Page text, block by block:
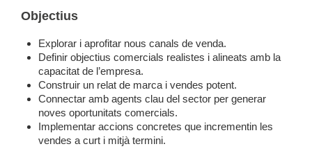
Objectius
Explorar i aprofitar nous canals de venda.
Definir objectius comercials realistes i alineats amb la
capacitat de l’empresa.
Construir un relat de marca i vendes potent.
Connectar amb agents clau del sector per generar
noves oportunitats comercials.
Implementar accions concretes que incrementin les
vendes a curt i mitjà termini.